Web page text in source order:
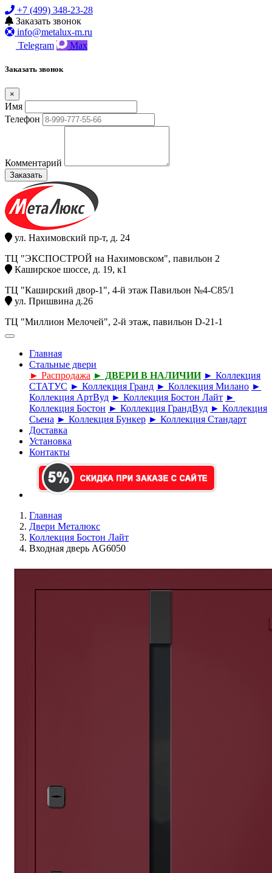
+7 (499) 348-23-28
Заказать звонок
info@metalux-m.ru
Telegram
Max
Заказать звонок
×
Имя
Телефон
Комментарий
Заказать
ул. Нахимовский пр-т, д. 24
ТЦ "ЭКСПОСТРОЙ на Нахимовском", павильон 2
Каширское шоссе, д. 19, к1
ТЦ "Каширский двор-1", 4-й этаж Павильон №4-С85/1
ул. Пришвина д.26
ТЦ "Миллион Мелочей", 2-й этаж, павильон D-21-1
Главная
Стальные двери
► Распродажа ► ДВЕРИ В НАЛИЧИИ ► Коллекция
СТАТУС ► Коллекция Гранд ► Коллекция Милано ►
Коллекция АртВуд ► Коллекция Бостон Лайт ►
Коллекция Бостон ► Коллекция ГрандВуд ► Коллекция
Сьена ► Коллекция Бункер ► Коллекция Стандарт
Доставка
Установка
Контакты
Главная
Двери Металюкс
Коллекция Бостон Лайт
Входная дверь AG6050